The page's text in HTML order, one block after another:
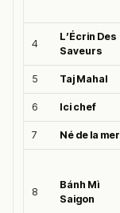
4
L’Écrin Des
Saveurs
5 Taj Mahal
6 Ici chef
7 Né de la mer
8
Bánh Mì
Saigon